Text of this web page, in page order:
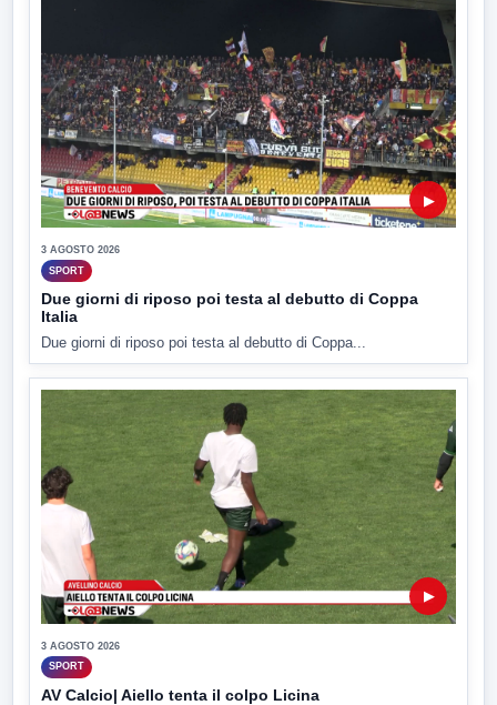
▶
3 AGOSTO 2026
SPORT
Due giorni di riposo poi testa al debutto di Coppa
Italia
Due giorni di riposo poi testa al debutto di Coppa...
▶
3 AGOSTO 2026
SPORT
AV Calcio| Aiello tenta il colpo Licina